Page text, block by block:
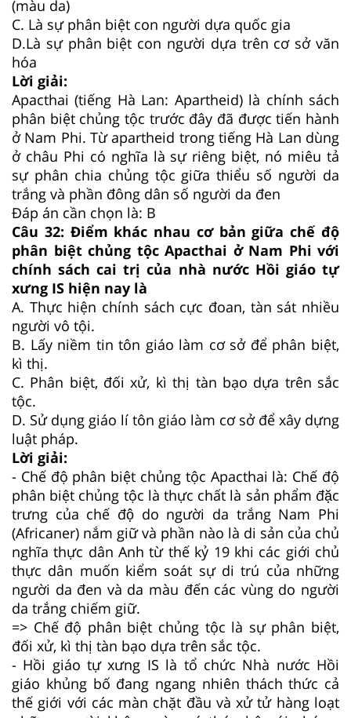
(màu da)
C. Là sự phân biệt con người dựa quốc gia
D.Là sự phân biệt con người dựa trên cơ sở văn
hóa
Lời giải:
Apacthai (tiếng Hà Lan: Apartheid) là chính sách
phân biệt chủng tộc trước đây đã được tiến hành
ở Nam Phi. Từ apartheid trong tiếng Hà Lan dùng
ở châu Phi có nghĩa là sự riêng biệt, nó miêu tả
sự phân chia chủng tộc giữa thiểu số người da
trắng và phần đông dân số người da đen
Đáp án cần chọn là: B
Câu 32: Điểm khác nhau cơ bản giữa chế độ
phân biệt chủng tộc Apacthai ở Nam Phi với
chính sách cai trị của nhà nước Hồi giáo tự
xưng IS hiện nay là
A. Thực hiện chính sách cực đoan, tàn sát nhiều
người vô tội.
B. Lấy niềm tin tôn giáo làm cơ sở để phân biệt,
kì thị.
C. Phân biệt, đối xử, kì thị tàn bạo dựa trên sắc
tộc.
D. Sử dụng giáo lí tôn giáo làm cơ sở để xây dựng
luật pháp.
Lời giải:
- Chế độ phân biệt chủng tộc Apacthai là: Chế độ
phân biệt chủng tộc là thực chất là sản phẩm đặc
trưng của chế độ do người da trắng Nam Phi
(Africaner) nắm giữ và phần nào là di sản của chủ
nghĩa thực dân Anh từ thế kỷ 19 khi các giới chủ
thực dân muốn kiểm soát sự di trú của những
người da đen và da màu đến các vùng do người
da trắng chiếm giữ.
=> Chế độ phân biệt chủng tộc là sự phân biệt,
đối xử, kì thị tàn bạo dựa trên sắc tộc.
- Hồi giáo tự xưng IS là tổ chức Nhà nước Hồi
giáo khủng bố đang ngang nhiên thách thức cả
thế giới với các màn chặt đầu và xử tử hàng loạt